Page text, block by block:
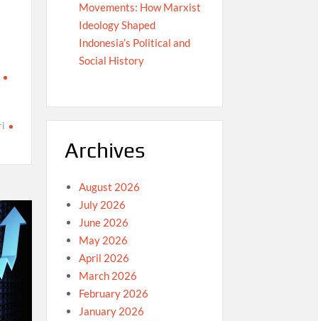
Movements: How Marxist
Ideology Shaped
Indonesia’s Political and
Social History
Archives
August 2026
July 2026
June 2026
May 2026
April 2026
March 2026
February 2026
January 2026